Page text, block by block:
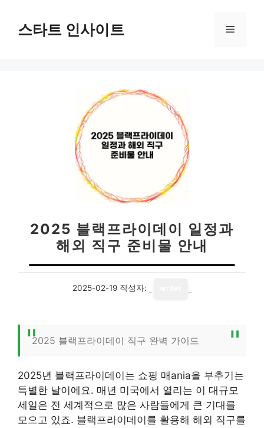
스타트 인사이트 메
2025 블랙프라이데이 일정과
해외 직구 준비물 안내
2025-02-19 작성자:
2025 블랙프라이데이 직구 완벽 가이드
2025년 블랙프라이데이는 쇼핑 매ania을 부추기는
특별한 날이에요. 매년 미국에서 열리는 이 대규모
세일은 전 세계적으로 많은 사람들에게 큰 기대를
모으고 있죠. 블랙프라이데이를 활용해 해외 직구를